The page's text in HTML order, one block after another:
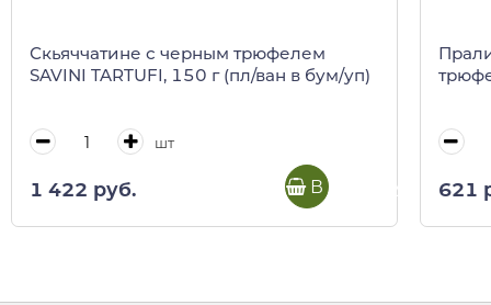
Скьяччатине с черным трюфелем
SAVINI TARTUFI, 150 г (пл/ван в бум/уп)
шт
1 422 руб. В корзину 621